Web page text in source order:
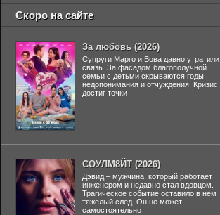
Скоро на сайте
За любовь (2026)
Супруги Марго и Вова давно утратили
связь. За фасадом благополучной
семьи с детьми скрываются годы
недопонимания и отчуждения. Кризис
достиг точки
СОУЛМ8ЙТ (2026)
Дэвид – мужчина, который работает
инженером и недавно стал вдовцом.
Трагическое событие оставило в нем
тяжелый след. Он не может
самостоятельно